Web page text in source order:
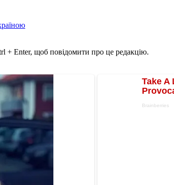
+ Enter, щоб повідомити про це редакцію.